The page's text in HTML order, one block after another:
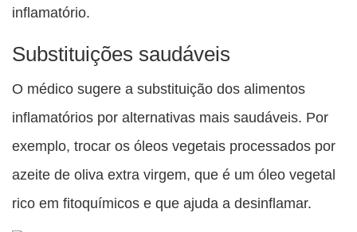
inflamatório.
Substituições saudáveis
O médico sugere a substituição dos alimentos
inflamatórios por alternativas mais saudáveis. Por
exemplo, trocar os óleos vegetais processados por
azeite de oliva extra virgem, que é um óleo vegetal
rico em fitoquímicos e que ajuda a desinflamar.